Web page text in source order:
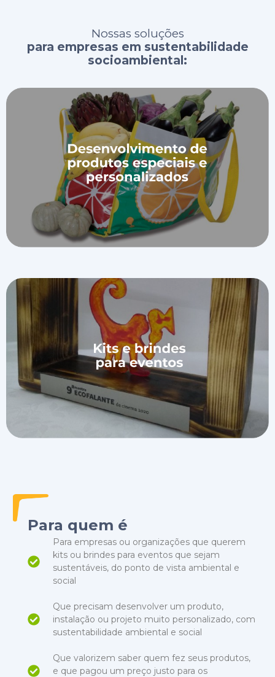
Nossas soluções
para empresas em sustentabilidade
socioambiental:
Para quem é
Para empresas ou organizações que querem
kits ou brindes para eventos que sejam
sustentáveis, do ponto de vista ambiental e
social
Que precisam desenvolver um produto,
instalação ou projeto muito personalizado, com
sustentabilidade ambiental e social
Que valorizem saber quem fez seus produtos,
e que pagou um preço justo para os